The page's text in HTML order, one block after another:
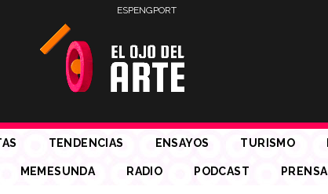
ESPENGPORT
TENDENCIAS ENSAYOS TURISMO
MEMESUNDA RADIO PODCAST PRENSA